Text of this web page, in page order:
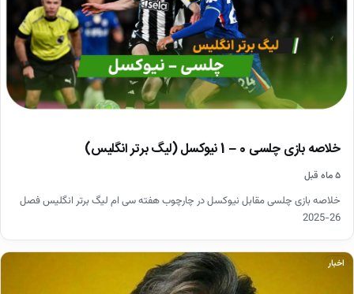
خلاصه بازی چلسی 0 – 1 نیوکسل (لیگ برتر انگلیس)
۵ ماه قبل
خلاصه بازی چلسی مقابل نیوکسل در چارچوب هفته سی ام لیگ برتر انگلیس فصل
26-2025
اخبار